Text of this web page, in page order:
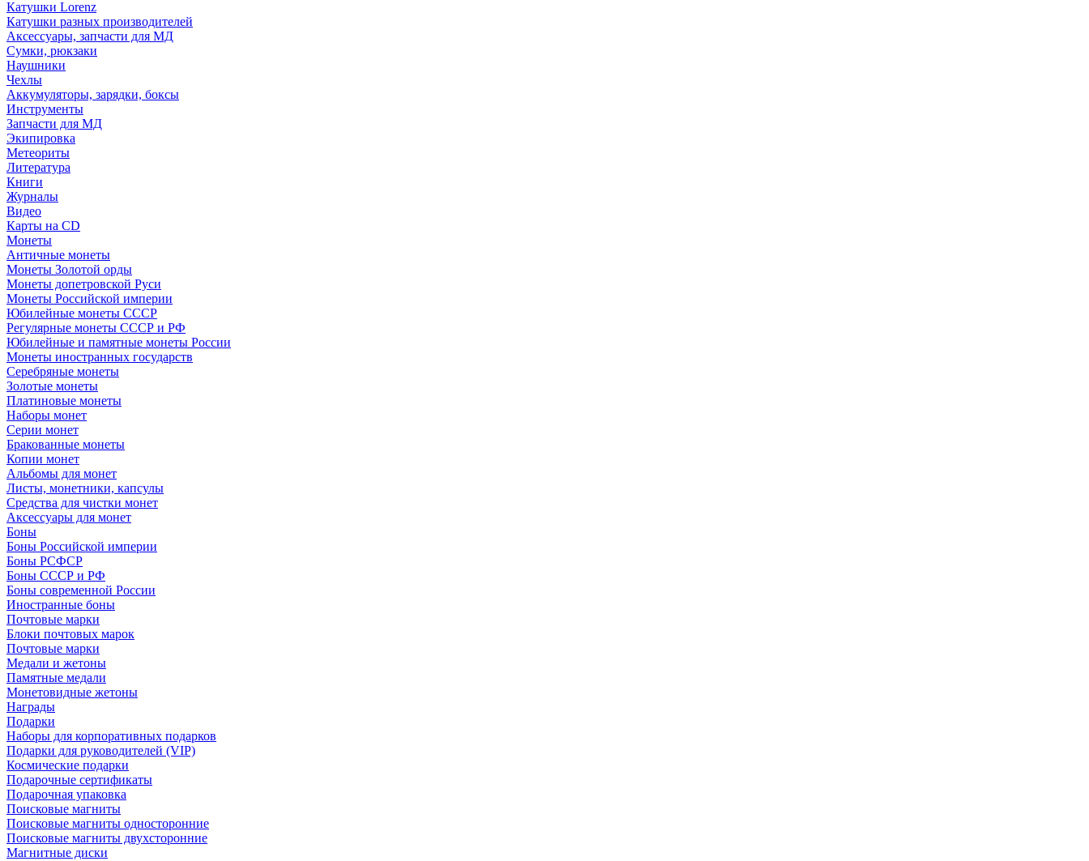
Катушки Lorenz
Катушки разных производителей
Аксессуары, запчасти для МД
Сумки, рюкзаки
Наушники
Чехлы
Аккумуляторы, зарядки, боксы
Инструменты
Запчасти для МД
Экипировка
Метеориты
Литература
Книги
Журналы
Видео
Карты на CD
Монеты
Античные монеты
Монеты Золотой орды
Монеты допетровской Руси
Монеты Российской империи
Юбилейные монеты СССР
Регулярные монеты СССР и РФ
Юбилейные и памятные монеты России
Монеты иностранных государств
Серебряные монеты
Золотые монеты
Платиновые монеты
Наборы монет
Серии монет
Бракованные монеты
Копии монет
Альбомы для монет
Листы, монетники, капсулы
Средства для чистки монет
Аксессуары для монет
Боны
Боны Российской империи
Боны РСФСР
Боны СССР и РФ
Боны современной России
Иностранные боны
Почтовые марки
Блоки почтовых марок
Почтовые марки
Медали и жетоны
Памятные медали
Монетовидные жетоны
Награды
Подарки
Наборы для корпоративных подарков
Подарки для руководителей (VIP)
Космические подарки
Подарочные сертификаты
Подарочная упаковка
Поисковые магниты
Поисковые магниты односторонние
Поисковые магниты двухсторонние
Магнитные диски